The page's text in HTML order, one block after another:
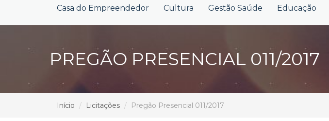
Casa do Empreendedor Cultura Gestão Saúde Educação
PREGÃO PRESENCIAL 011/2017
Início Licitações Pregão Presencial 011/2017